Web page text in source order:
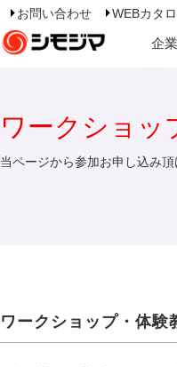
お問い合わせ WEBカタ
企
ワークショッ
当ページから参加お申し込み頂
ワークショップ・体験